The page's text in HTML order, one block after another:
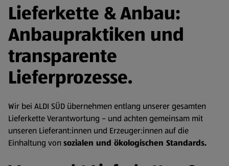
Lieferkette & Anbau:
Anbaupraktiken und
transparente
Lieferprozesse.
Wir bei ALDI SÜD übernehmen entlang unserer gesamten
Lieferkette Verantwortung – und achten gemeinsam mit
unseren Lieferant:innen und Erzeuger:innen auf die
Einhaltung von sozialen und ökologischen Standards.